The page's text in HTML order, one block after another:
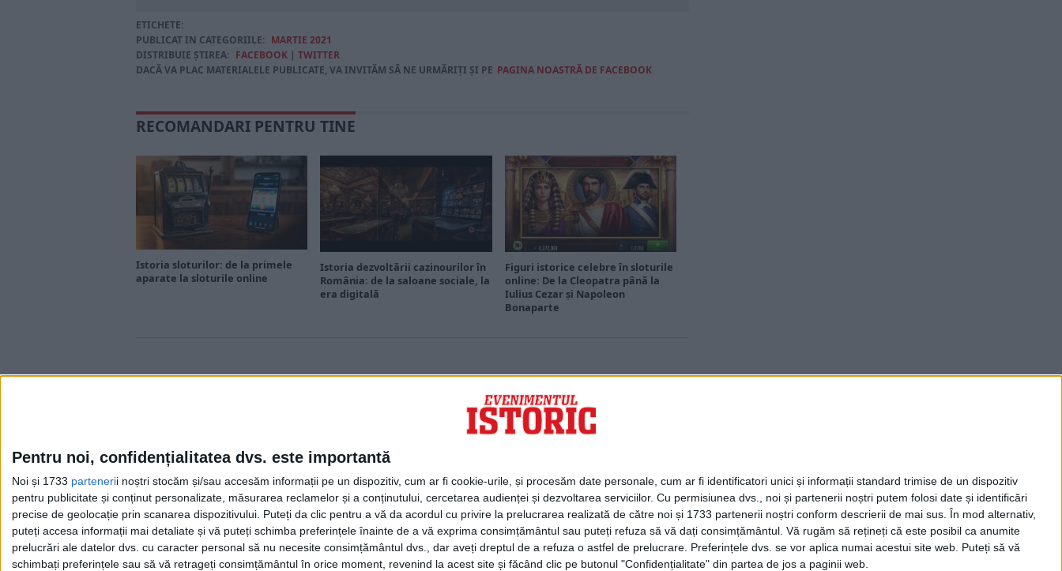
Pentru noi, confidențialitatea dvs. este importantă
Noi și 1733 partenerii noștri stocăm și/sau accesăm informații pe un dispozitiv, cum ar fi cookie-urile, și procesăm date personale, cum ar fi identificatori unici și informații standard trimise de un dispozitiv
pentru publicitate și conținut personalizate, măsurarea reclamelor și a conținutului, cercetarea audienței și dezvoltarea serviciilor. Cu permisiunea dvs., noi și partenerii noștri putem folosi date și identificări
precise de geolocație prin scanarea dispozitivului. Puteți da clic pentru a vă da acordul cu privire la prelucrarea realizată de către noi și 1733 partenerii noștri conform descrierii de mai sus. În mod alternativ,
puteți accesa informații mai detaliate și vă puteți schimba preferințele înainte de a vă exprima consimțământul sau puteți refuza să vă dați consimțământul. Vă rugăm să rețineți că este posibil ca anumite
prelucrări ale datelor dvs. cu caracter personal să nu necesite consimțământul dvs., dar aveți dreptul de a refuza o astfel de prelucrare. Preferințele dvs. se vor aplica numai acestui site web. Puteți să vă
schimbați preferințele sau să vă retrageți consimțământul în orice moment, revenind la acest site și făcând clic pe butonul "Confidențialitate" din partea de jos a paginii web.
ETICHETE:
PUBLICAT IN CATEGORIILE: MARTIE 2021
DISTRIBUIE ȘTIREA: FACEBOOK | TWITTER
DACĂ VA PLAC MATERIALELE PUBLICATE, VA INVITĂM SĂ NE URMĂRIȚI ȘI PE PAGINA NOASTRĂ DE FACEBOOK
RECOMANDARI PENTRU TINE
Istoria sloturilor: de la primele
aparate la sloturile online
Istoria dezvoltării cazinourilor în
România: de la saloane sociale, la
era digitală
Figuri istorice celebre în sloturile
online: De la Cleopatra până la
Iulius Cezar și Napoleon
Bonaparte
Cea mai mare revistă de istorie din Europa!.
Media KIT
Evenimentul Zilei
Doctorul Zilei
Infofinanciar
Infoactual
Editura de carte
EVZ Comunicate
Capital Comunicate
Animal Zoo
Capital Comunicate